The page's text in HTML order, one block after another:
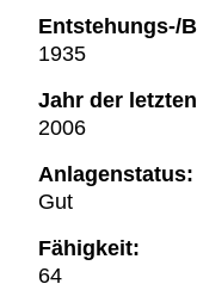
Entstehungs-/
1935
Jahr der
2006
Anlagenstatus:
Gut
Fähigkeit:
64